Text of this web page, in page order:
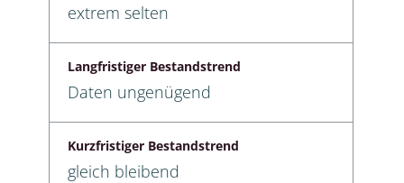
extrem selten
Langfristiger Bestandstrend
Daten ungenügend
Kurzfristiger Bestandstrend
gleich bleibend